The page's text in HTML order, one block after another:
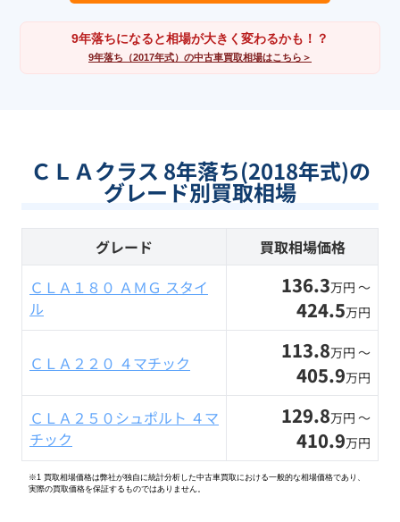
9年落ちになると相場が大きく変わるかも！？
9年落ち（2017年式）の中古車買取相場はこちら＞
ＣＬＡクラス 8年落ち(2018年式)の
グレード別買取相場
グレード
買取相場価格
ＣＬＡ１８０ ＡＭＧ スタイ
ル
136.3万円 〜
424.5万円
ＣＬＡ２２０ ４マチック 113.8万円 〜
405.9万円
ＣＬＡ２５０シュポルト ４マ
チック
129.8万円 〜
410.9万円
※1 買取相場価格は弊社が独自に統計分析した中古車買取における一般的な相場価格であり、
実際の買取価格を保証するものではありません。